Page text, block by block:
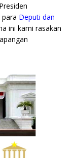
Deputi dan
ini kami rasakan